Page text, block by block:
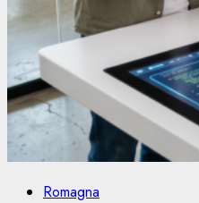
Romagna